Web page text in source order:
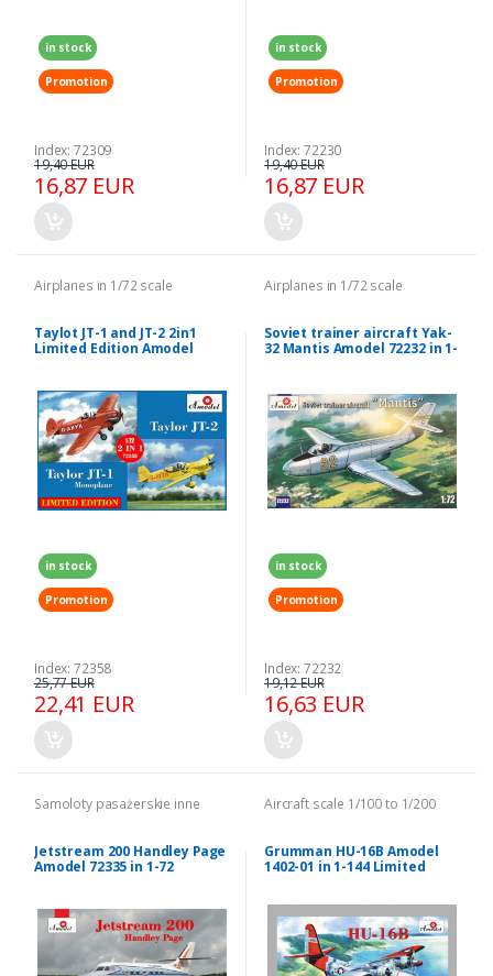
in stock
Promotion
Index: 72309
16,87 EUR
19,40 EUR
in stock
Promotion
Index: 72230
16,87 EUR
19,40 EUR
Airplanes in 1/72 scale
Taylot JT-1 and JT-2 2in1
Limited Edition Amodel
in stock
Promotion
Index: 72358
22,41 EUR
25,77 EUR
Airplanes in 1/72 scale
Soviet trainer aircraft Yak-
32 Mantis Amodel 72232 in 1-
in stock
Promotion
Index: 72232
16,63 EUR
19,12 EUR
Samoloty pasażerskie inne
Jetstream 200 Handley Page
Amodel 72335 in 1-72
Aircraft scale 1/100 to 1/200
Grumman HU-16B Amodel
1402-01 in 1-144 Limited